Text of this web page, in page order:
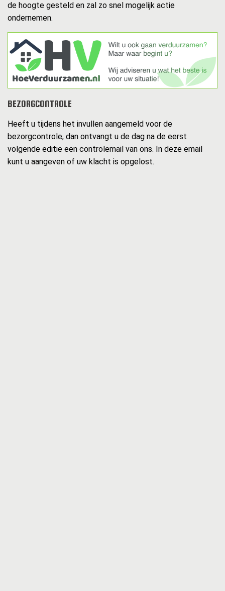
de hoogte gesteld en zal zo snel mogelijk actie
ondernemen.
BEZORGCONTROLE
Heeft u tijdens het invullen aangemeld voor de
bezorgcontrole, dan ontvangt u de dag na de eerst
volgende editie een controlemail van ons. In deze email
kunt u aangeven of uw klacht is opgelost.